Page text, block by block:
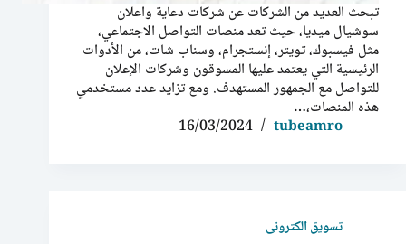
تبحث العديد من الشركات عن شركات دعاية واعلان
سوشيال ميديا، حيث تعد منصات التواصل الاجتماعي،
مثل فيسبوك، تويتر، إنستجرام، وسناب شات، من الأدوات
الرئيسية التي يعتمد عليها المسوقون وشركات الإعلان
للتواصل مع الجمهور المستهدف. ومع تزايد عدد مستخدمي
هذه المنصات،…
tubeamro
16/03/2024
تسويق الكترونى